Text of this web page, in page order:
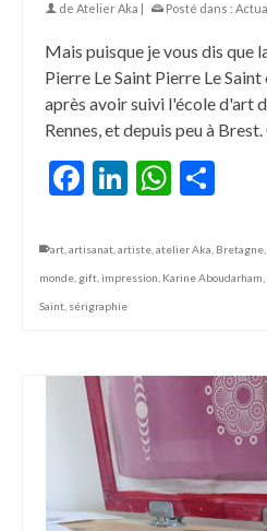
de Atelier Aka | Posté dans :
Mais puisque je vous dis que
Pierre Le Saint Pierre Le
après avoir suivi l'école d'art
Rennes, et depuis peu à
Facebook
LinkedIn
art artisanat artiste atelier Aka Bretagne
monde gift impression Karine Aboudarham
Saint sérigraphie